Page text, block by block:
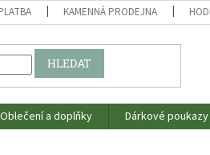
KAMENNÁ PRODEJNA
HLEDAT
Oblečení a doplňky Dárkové poukazy